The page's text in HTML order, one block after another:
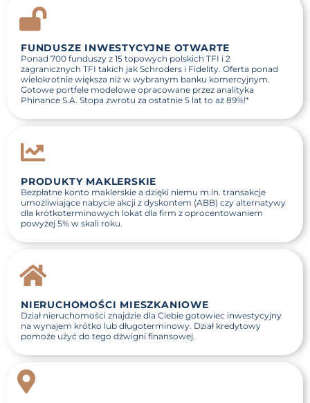
FUNDUSZE INWESTYCYJNE OTWARTE
Ponad 700 funduszy z 15 topowych polskich TFI i 2
zagranicznych TFI takich jak Schroders i Fidelity. Oferta ponad
wielokrotnie większa niż w wybranym banku komercyjnym.
Gotowe portfele modelowe opracowane przez analityka
Phinance S.A. Stopa zwrotu za ostatnie 5 lat to aż 89%!*
PRODUKTY MAKLERSKIE
Bezpłatne konto maklerskie a dzięki niemu m.in. transakcje
umożliwiające nabycie akcji z dyskontem (ABB) czy alternatywy
dla krótkoterminowych lokat dla firm z oprocentowaniem
powyżej 5% w skali roku.
NIERUCHOMOŚCI MIESZKANIOWE
Dział nieruchomości znajdzie dla Ciebie gotowiec inwestycyjny
na wynajem krótko lub długoterminowy. Dział kredytowy
pomoże użyć do tego dźwigni finansowej.